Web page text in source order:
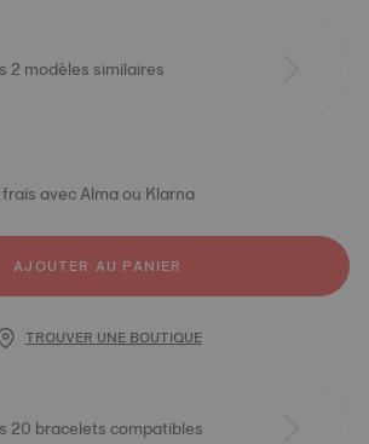
2 modèles similaires
avec Alma ou Klarna
AJOUTER AU PANIER
TROUVER UNE BOUTIQUE
20 bracelets compatibles